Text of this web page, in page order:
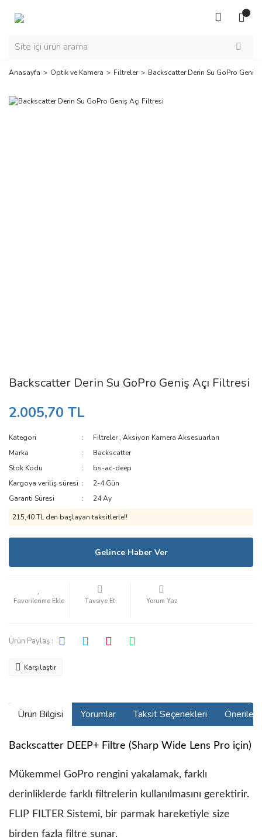
Anasayfa Optik ve Kamera Filtreler Backscatter Derin Su GoPro Geniş
Backscatter Derin Su GoPro Geniş Açı Filtresi
2.005,70 TL
Kategori Filtreler,Aksiyon Kamera Aksesuarları
Marka
Backscatter
Stok Kodu
bs-ac-deep
Kargoya veriliş süresi
2-4 Gün
Garanti Süresi
24 Ay
215,40 TL den başlayan taksitlerle!!
Gelince Haber Ver
Tavsiye Et Yorum Yaz
Ürün Paylaş :
Karşılaştır
Ürün Bilgisi Yorumlar Taksit Seçenekleri
Backscatter DEEP+ Filtre (Sharp Wide Lens Pro için)
Mükemmel GoPro rengini yakalamak, farklı
derinliklerde farklı filtrelerin kullanılmasını gerektirir.
FLIP FILTER Sistemi, bir parmak hareketiyle size
birden fazla filtre sunar.